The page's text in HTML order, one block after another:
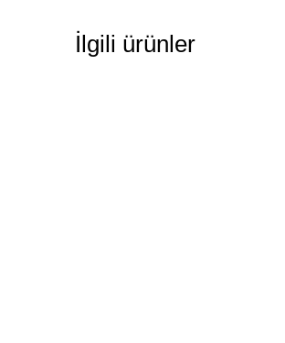
İlgili ürünler